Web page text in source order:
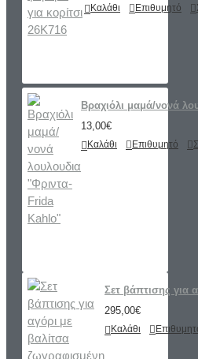
Καλάθι Επιθυμητό
Βραχιόλι μαμά/νονά
13,00€
Καλάθι Επιθυμητό
Σετ βάπτισης για
295,00€
Καλάθι